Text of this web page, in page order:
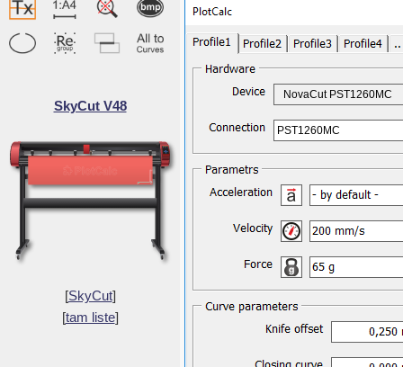
SkyCut V48
[SkyCut]
[tam liste]
NovaCut PST1260MC
PST1260MC